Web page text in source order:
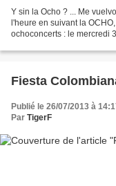
Y sin la Ocho ? ... Me
l'heure en suivant la
ochoconcerts : le mercredi
Fiesta
Publié le 26/07/2013 à
Par TigerF